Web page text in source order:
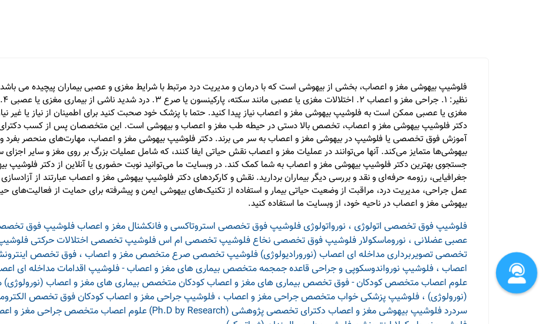
فلوشیپ بیهوشی مغز و اعصاب، بخشی از بیهوشی است که با درمان و مدیریت درد مرتبط با شرایط مغزی و عصبی بیماران پیچیده می
مغزی یا عصبی ممکن است به فلوشیپ بیهوشی مغز و اعصاب نیاز پیدا کنید. حتما با پزشک خود صحبت کنید برای اطمینان از نیاز یا غیر
دکتر فلوشیپ بیهوشی مغز و اعصاب، تخصص بالا دستی در حیطه طب مغز و اعصاب و بیهوشی است. این متخصصان پس از کسب
آموزش فوق تخصصی یا فلوشیپ در بیهوشی مغز و اعصاب به سر می برند. دکتر فلوشیپ بیهوشی مغز و اعصاب، مهارت‌های منحصر بفرد و
بیهوشی‌ها متمایز می‌کند. آنها می‌توانند در عملیات مغز و اعصاب نقش حیاتی ایفا کنند، که شامل عملیات بزرگ بر روی مغز و سایر
جستجوی بهترین دکتر فلوشیپ بیهوشی مغز و اعصاب به شما کمک کند. در وبسایت ما می‌توانید نوبت حضوری یا آنلاین از دکتر
جغرافیایی، رزومه حرفه‌ای و نقد و بررسی دیگر بیماران بردارید. نقش و کارکردهای دکتر فلوشیپ بیهوشی مغز و اعصاب عبارتند از
عمل جراحی، مدیریت درد، مراقبت از وضعیت حیاتی بیمار و استفاده از تکنیک‌های بیهوشی ایمن و پیشرفته برای حمایت از فعالیت‌های
بیهوشی مغز و اعصاب در ناحیه خود، از وبسایت ما استفاده کنید.
فلوشیپ فوق تخصصی اتولوژی ، نورواتولوژیفلوشیپ فوق تخصصی استروتاکسی و فانکشنال مغز و اعصابفلوشیپ فوق
عصبی عضلانی ، نوروماسکولارفلوشیپ فوق تخصصی نخاعفلوشیپ تخصصی ام اسفلوشیپ تخصصی اختلالات حرکتی
تخصصی تصویربرداری مداخله ای اعصاب (نورورادیولوژی) فلوشیپ تخصصی صرعمتخصص مغز و اعصاب ، فوق تخصص
اعصاب ، فلوشیپ نورواندوسکوپی و جراحی قاعده جمجمهمتخصص بیماری های مغز و اعصاب - فلوشیپ اقدامات مداخله ای
علوم اعصابمتخصص کودکان - فوق تخصص بیماری های مغز و اعصاب کودکانمتخصص بیماری های مغز و اعصاب (نورولوژی)
(نورولوژی) ، فلوشیپ پزشکی خوابمتخصص جراحی مغز و اعصاب ، فلوشیپ جراحی مغز و اعصاب کودکانفوق تخصص
سردردفلوشیپ بیهوشی مغز و اعصاب دکترای تخصصی پژوهشی (Ph.D by Research) علوم اعصاب متخصص جراحی مغز و